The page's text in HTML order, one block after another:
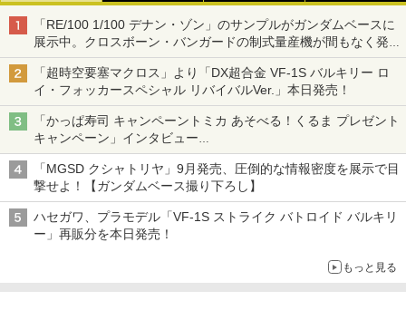
「RE/100 1/100 デナン・ゾン」のサンプルがガンダムベースに
展示中。クロスボーン・バンガードの制式量産機が間もなく発送
【ガンダムベース撮り下ろし】
「超時空要塞マクロス」より「DX超合金 VF-1S バルキリー ロ
イ・フォッカースペシャル リバイバルVer.」本日発売！
「かっぱ寿司 キャンペーントミカ あそべる！くるま プレゼント
キャンペーン」インタビュー
子どもが楽しめるかっぱ寿司ならではの体験とコラボの楽しさを
追求
「MGSD クシャトリヤ」9月発売、圧倒的な情報密度を展示で目
撃せよ！【ガンダムベース撮り下ろし】
ハセガワ、プラモデル「VF-1S ストライク バトロイド バルキリ
ー」再販分を本日発売！
もっと見る